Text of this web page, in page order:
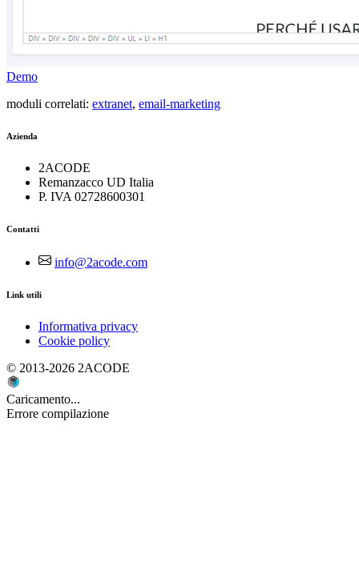
Demo
moduli correlati: extranet, email-marketing
Azienda
2ACODE
Remanzacco UD Italia
P. IVA 02728600301
Contatti
info@2acode.com
Link utili
Informativa privacy
Cookie policy
© 2013-2026 2ACODE
Caricamento...
Errore compilazione